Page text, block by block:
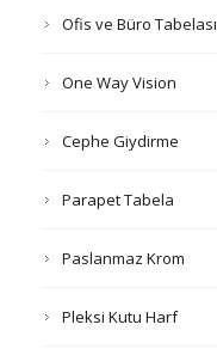
Ofis ve Büro Tabelası
One Way Vision
Cephe Giydirme
Parapet Tabela
Paslanmaz Krom
Pleksi Kutu Harf